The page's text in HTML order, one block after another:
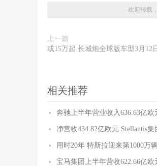
欢迎转载
上一篇
或15万起 长城炮全球版车型3月12
相关推荐
奔驰上半年营业收入636.63亿
净营收434.82亿欧元 Stellantis
用时20年 特斯拉迎来第1000万
宝马集团上半年营收622.66亿